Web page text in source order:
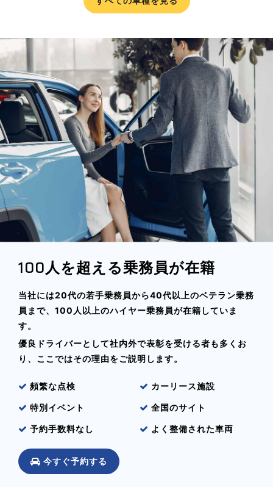
100人を超える乗務員が在籍
当社には20代の若手乗務員から40代以上のベテラン乗務
員まで、100人以上のハイヤー乗務員が在籍していま
す。
優良ドライバーとして社内外で表彰を受ける者も多くお
り、ここではその理由をご説明します。
頻繁な点検 カーリース施設
特別イベント 全国のサイト
予約手数料なし よく整備された車両
今すぐ予約する